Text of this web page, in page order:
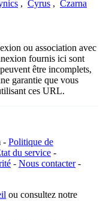
, Cyrus , Czarna
ou association avec
fournis ici sont
être incomplets,
garantie que vous
ces URL.
- Politique de
du service -
- Nous contacter-
ou consultez notre